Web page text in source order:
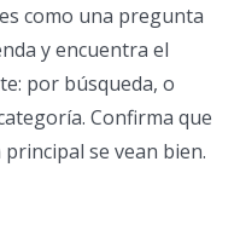
como una pregunta
y encuentra el
por búsqueda, o
Confirma que
se vean bien.